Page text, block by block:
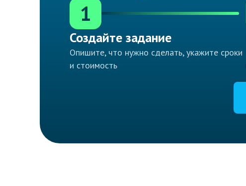
1
Создайте задание
Опишите, что нужно сделать, укажите сроки
и стоимость